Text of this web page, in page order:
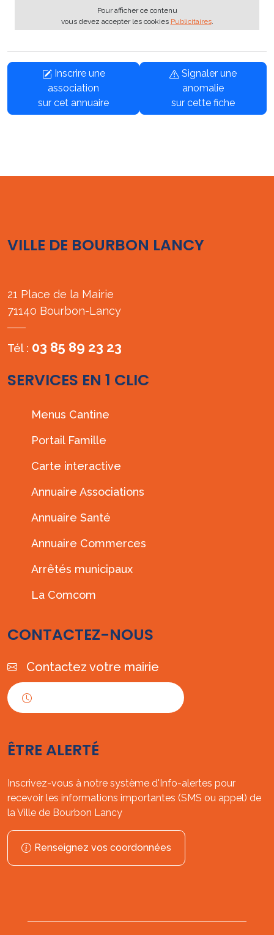
Pour afficher ce contenu
vous devez accepter les cookies Publicitaires.
Inscrire une
association
sur cet annuaire
Signaler une
anomalie
sur cette fiche
VILLE DE BOURBON LANCY
21 Place de la Mairie
71140 Bourbon-Lancy
Tél : 03 85 89 23 23
SERVICES EN 1 CLIC
Menus Cantine
Portail Famille
Carte interactive
Annuaire Associations
Annuaire Santé
Annuaire Commerces
Arrêtés municipaux
La Comcom
CONTACTEZ-NOUS
Contactez votre mairie
ÊTRE ALERTÉ
Inscrivez-vous à notre système d'Info-alertes pour
recevoir les informations importantes (SMS ou appel) de
la Ville de Bourbon Lancy
Renseignez vos coordonnées